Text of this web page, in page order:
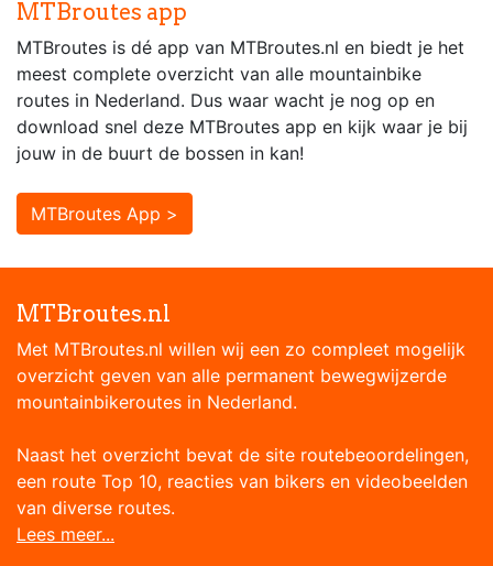
MTBroutes app
MTBroutes is dé app van MTBroutes.nl en biedt je het
meest complete overzicht van alle mountainbike
routes in Nederland. Dus waar wacht je nog op en
download snel deze MTBroutes app en kijk waar je bij
jouw in de buurt de bossen in kan!
MTBroutes App >
MTBroutes.nl
Met MTBroutes.nl willen wij een zo compleet mogelijk
overzicht geven van alle permanent bewegwijzerde
mountainbikeroutes in Nederland.
Naast het overzicht bevat de site routebeoordelingen,
een route Top 10, reacties van bikers en videobeelden
van diverse routes.
Lees meer...